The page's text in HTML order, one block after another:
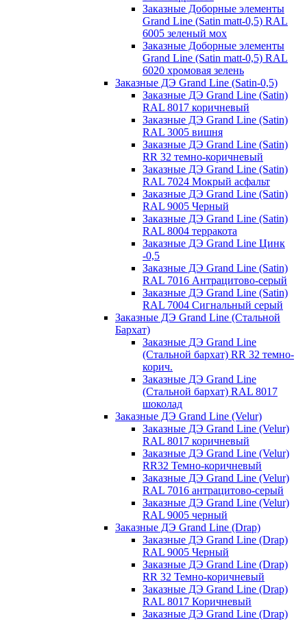
Заказные Доборные элементы
Grand Line (Satin matt-0,5) RAL
6005 зеленый мох
Заказные Доборные элементы
Grand Line (Satin matt-0,5) RAL
6020 хромовая зелень
Заказные ДЭ Grand Line (Satin-0,5)
Заказные ДЭ Grand Line (Satin)
RAL 8017 коричневый
Заказные ДЭ Grand Line (Satin)
RAL 3005 вишня
Заказные ДЭ Grand Line (Satin)
RR 32 темно-коричневый
Заказные ДЭ Grand Line (Satin)
RAL 7024 Мокрый асфальт
Заказные ДЭ Grand Line (Satin)
RAL 9005 Черный
Заказные ДЭ Grand Line (Satin)
RAL 8004 терракота
Заказные ДЭ Grand Line Цинк
-0,5
Заказные ДЭ Grand Line (Satin)
RAL 7016 Антрацитово-серый
Заказные ДЭ Grand Line (Satin)
RAL 7004 Сигнальный серый
Заказные ДЭ Grand Line (Стальной
Бархат)
Заказные ДЭ Grand Line
(Стальной бархат) RR 32 темно-
корич.
Заказные ДЭ Grand Line
(Стальной бархат) RAL 8017
шоколад
Заказные ДЭ Grand Line (Velur)
Заказные ДЭ Grand Line (Velur)
RAL 8017 коричневый
Заказные ДЭ Grand Line (Velur)
RR32 Темно-коричневый
Заказные ДЭ Grand Line (Velur)
RAL 7016 антрацитово-серый
Заказные ДЭ Grand Line (Velur)
RAL 9005 черный
Заказные ДЭ Grand Line (Drap)
Заказные ДЭ Grand Line (Drap)
RAL 9005 Черный
Заказные ДЭ Grand Line (Drap)
RR 32 Темно-коричневый
Заказные ДЭ Grand Line (Drap)
RAL 8017 Коричневый
Заказные ДЭ Grand Line (Drap)